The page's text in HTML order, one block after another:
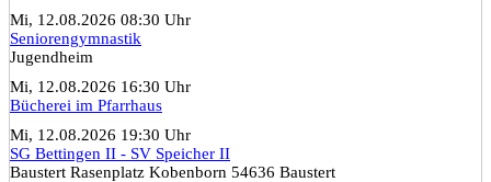
Mi, 12.08.2026 08:30 Uhr
Seniorengymnastik
Jugendheim
Mi, 12.08.2026 16:30 Uhr
Bücherei im Pfarrhaus
Mi, 12.08.2026 19:30 Uhr
SG Bettingen II - SV Speicher II
Baustert Rasenplatz Kobenborn 54636 Baustert